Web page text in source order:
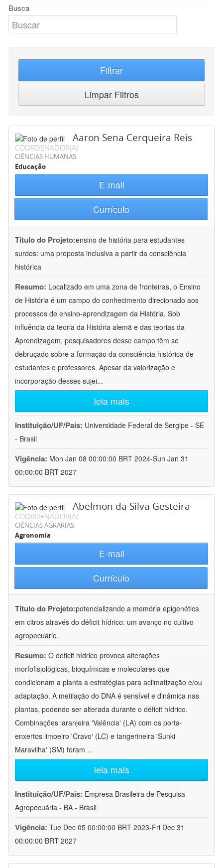
Busca
Filtrar
Limpar Filtros
Aaron Sena Cerqueira Reis
COORDENADOR(A)
CIÊNCIAS HUMANAS
Educação
E-mail
Currículo
Título do Projeto:ensino de história para estudantes
surdos: uma proposta inclusiva a partir da consciência
histórica
Resumo: Localizado em uma zona de fronteiras, o Ensino
de História é um campo do conhecimento direcionado aos
processos de ensino-aprendizagem da História. Sob
influência da teoria da História alemã e das teorias da
Aprendizagem, pesquisadores desse campo têm se
debruçado sobre a formação da consciência histórica de
estudantes e professores. Apesar da valorização e
incorporação desses sujei...
leia mais
Instituição/UF/País: Universidade Federal de Sergipe - SE
- Brasil
Vigência: Mon Jan 08 00:00:00 BRT 2024-Sun Jan 31
00:00:00 BRT 2027
Abelmon da Silva Gesteira
COORDENADOR(A)
CIÊNCIAS AGRÁRIAS
Agronomia
E-mail
Currículo
Título do Projeto:potencializando a memória epigenética
em citros através do déficit hídrico: um avanço no cultivo
agropecuário.
Resumo: O déficit hídrico provoca alterações
morfofisiológicas, bioquímicas e moleculares que
condicionam a planta a estratégias para aclimatização e/ou
adaptação. A metilação do DNA é sensível e dinâmica nas
plantas, podendo ser alterada durante o déficit hídrico.
Combinações laranjeira 'Valência' (LA) com os porta-
enxertos limoeiro 'Cravo' (LC) e tangerineira 'Sunki
Maravilha' (SM) foram ...
leia mais
Instituição/UF/País: Empresa Brasileira de Pesquisa
Agropecuária - BA - Brasil
Vigência: Tue Dec 05 00:00:00 BRT 2023-Fri Dec 31
00:00:00 BRT 2027